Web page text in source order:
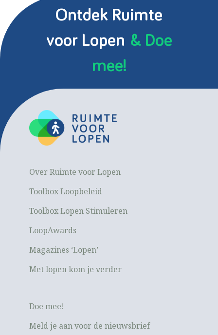
Ontdek Ruimte
voor Lopen & Doe
mee!
Over Ruimte voor Lopen
Toolbox Loopbeleid
Toolbox Lopen Stimuleren
LoopAwards
Magazines ‘Lopen’
Met lopen kom je verder
Doe mee!
Meld je aan voor de nieuwsbrief